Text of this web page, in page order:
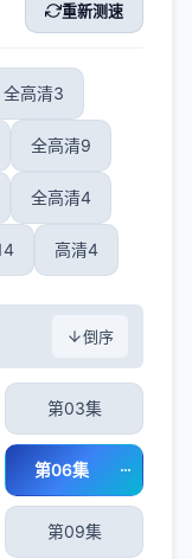
重新测速
全高清3
全高清9
全高清4
高清4
倒序
第03集
第06集
第09集